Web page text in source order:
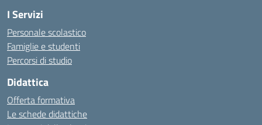
I Servizi
Personale scolastico
Famiglie e studenti
Percorsi di studio
Didattica
Offerta formativa
Le schede didattiche